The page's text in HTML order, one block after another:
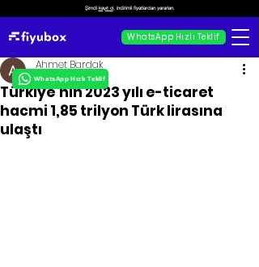
Şimdi kayıt ol, indirimli fiyatlardan yararlan.
WhatsApp Hızlı Teklif
Türkiye’nin 2023 yılı e-ticaret
hacmi 1,85 trilyon Türk lirasına
ulaştı
Ahmet Bardak
WhatsApp Hızlı Teklif